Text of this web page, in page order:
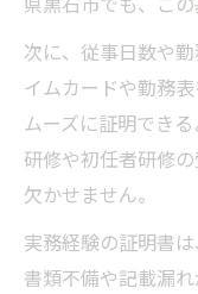
次に、従事日数や
イムカードや勤務
ムーズに証明でき
研修や初任者研修
欠かせません。
実務経験の証明書
書類不備や記載漏